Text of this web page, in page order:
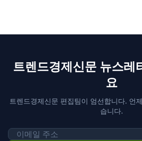
트렌드경제신문 뉴스레
요
트렌드경제신문 편집팀이 엄선합니다. 언
습니다.
이메일